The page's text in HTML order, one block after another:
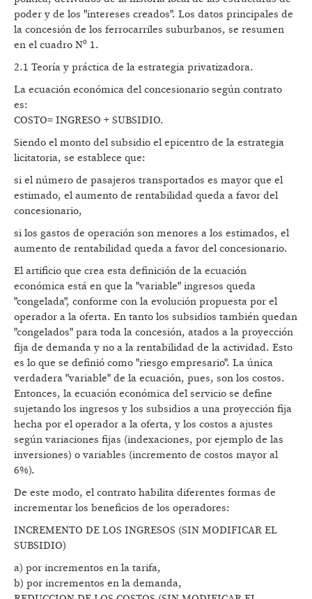
poder y de los "intereses creados". Los datos principales de
la concesión de los ferrocarriles suburbanos, se resumen
en el cuadro Nº 1.
2.1 Teoría y práctica de la estrategia privatizadora.
La ecuación económica del concesionario según contrato
es:
COSTO= INGRESO + SUBSIDIO.
Siendo el monto del subsidio el epicentro de la estrategia
licitatoria, se establece que:
si el número de pasajeros transportados es mayor que el
estimado, el aumento de rentabilidad queda a favor del
concesionario,
si los gastos de operación son menores a los estimados, el
aumento de rentabilidad queda a favor del concesionario.
El artificio que crea esta definición de la ecuación
económica está en que la "variable" ingresos queda
"congelada", conforme con la evolución propuesta por el
operador a la oferta. En tanto los subsidios también quedan
"congelados" para toda la concesión, atados a la proyección
fija de demanda y no a la rentabilidad de la actividad. Esto
es lo que se definió como "riesgo empresario". La única
verdadera "variable" de la ecuación, pues, son los costos.
Entonces, la ecuación económica del servicio se define
sujetando los ingresos y los subsidios a una proyección fija
hecha por el operador a la oferta, y los costos a ajustes
según variaciones fijas (indexaciones, por ejemplo de las
inversiones) o variables (incremento de costos mayor al
6%).
De este modo, el contrato habilita diferentes formas de
incrementar los beneficios de los operadores:
INCREMENTO DE LOS INGRESOS (SIN MODIFICAR EL
SUBSIDIO)
a) por incrementos en la tarifa,
b) por incrementos en la demanda,